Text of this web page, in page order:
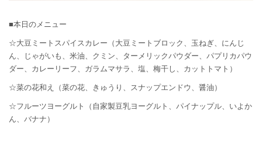
■本日のメニュー
☆大豆ミートスパイスカレー（大豆ミートブロック、玉ねぎ、にんじ
ん、じゃがいも、米油、クミン、ターメリックパウダー、パプリカパウ
ダー、カレーリーフ、ガラムマサラ、塩、梅干し、カットトマト）
☆菜の花和え（菜の花、きゅうり、スナップエンドウ、醤油）
☆フルーツヨーグルト（自家製豆乳ヨーグルト、パイナップル、いよか
ん、バナナ）